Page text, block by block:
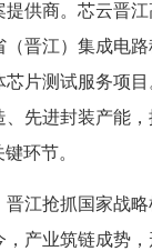
供商。芯云晋
晋江）集成电路
芯片测试服务项
、先进封装产能
环节。
江抢抓国家战略
产业筑链成势，